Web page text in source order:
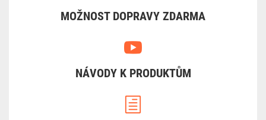
MOŽNOST DOPRAVY ZDARMA
NÁVODY K PRODUKTŮM